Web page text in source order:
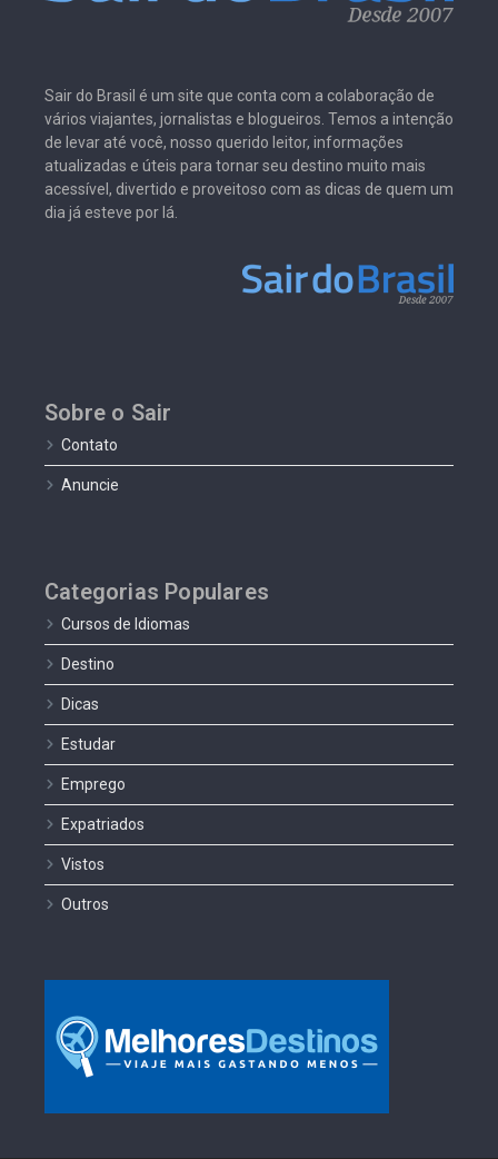
Sair do Brasil é um site que conta com a colaboração de
vários viajantes, jornalistas e blogueiros. Temos a intenção
de levar até você, nosso querido leitor, informações
atualizadas e úteis para tornar seu destino muito mais
acessível, divertido e proveitoso com as dicas de quem um
dia já esteve por lá.
Sobre o Sair
Contato
Anuncie
Categorias Populares
Cursos de Idiomas
Destino
Dicas
Estudar
Emprego
Expatriados
Vistos
Outros